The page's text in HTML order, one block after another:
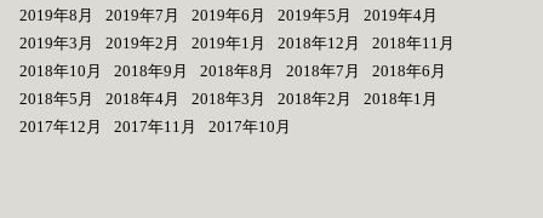
2019年8月
2019年7月 2019年6月 2019年5月
2019年4月
2019年3月
2019年2月 2019年1月 2018年12月
2018年11月
2018年10月
2018年9月 2018年8月 2018年7月
2018年6月
2018年5月
2018年4月 2018年3月 2018年2月
2018年1月
2017年12月
2017年11月 2017年10月